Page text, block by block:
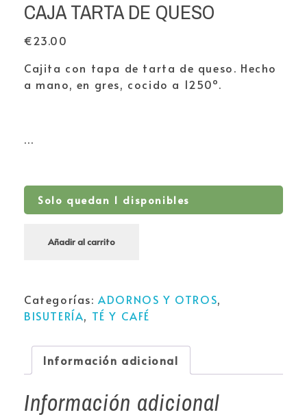
CAJA TARTA DE QUESO
€23.00
Cajita con tapa de tarta de queso. Hecho
a mano, en gres, cocido a 1250º.
…
Solo quedan 1 disponibles
Añadir al carrito
Categorías:ADORNOS Y OTROS,
BISUTERÍA, TÉ Y CAFÉ
Información adicional
Información adicional